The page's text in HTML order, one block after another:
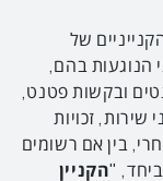
של
הנוגעות בהם,
ובקשות פטנט,
זכויות
בין אם רשומים
"הקניין